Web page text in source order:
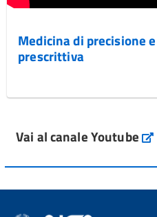
Medicina di precisione
prescrittiva
Vai al canale Youtube